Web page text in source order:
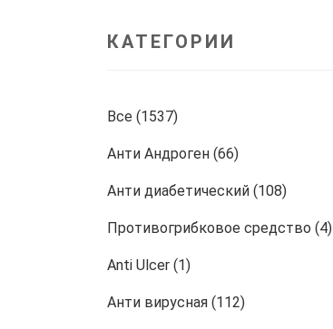
КАТЕГОРИИ
Все (1537)
Анти Андроген (66)
Анти диабетический (108)
Противогрибковое средство (4)
Anti Ulcer (1)
Анти вирусная (112)